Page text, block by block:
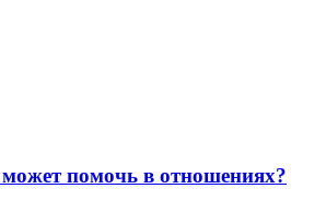
помочь в отношениях?